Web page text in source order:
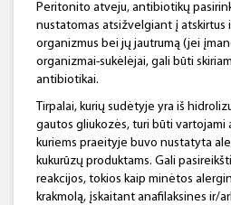
Peritonito atveju, antibiotikų
nustatomas atsižvelgiant į atskirtus
organizmus bei jų jautrumą (jei
organizmai-sukėlėjai, gali būti
antibiotikai.
Tirpalai, kurių sudėtyje yra iš
gautos gliukozės, turi būti vartojami
kuriems praeityje buvo nustatyta
kukurūzų produktams. Gali
reakcijos, tokios kaip minėtos
krakmolą, įskaitant anafilaksines ir/